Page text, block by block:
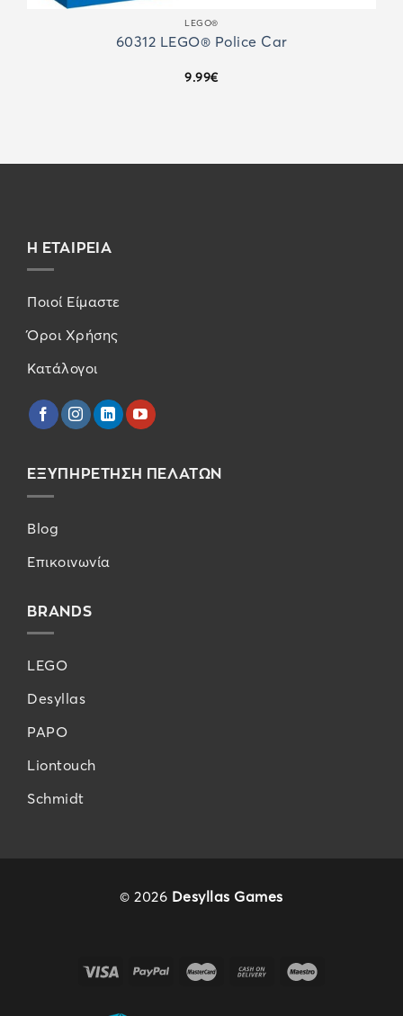
LEGO®
60312 LEGO® Police Car
9.99€
Η ΕΤΑΙΡΕΙΑ
Ποιοί Είμαστε
Όροι Χρήσης
Κατάλογοι
ΕΞΥΠΗΡΕΤΗΣΗ ΠΕΛΑΤΩΝ
Blog
Επικοινωνία
BRANDS
LEGO
Desyllas
PAPO
Liontouch
Schmidt
© 2026 Desyllas Games